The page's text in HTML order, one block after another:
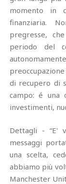
momento in
finanziaria.
pregresse,
periodo del
di recupero di
campo: é una
investimenti,
Dettagli - “E'
messaggi
una scelta,
abbiamo più
Manchester